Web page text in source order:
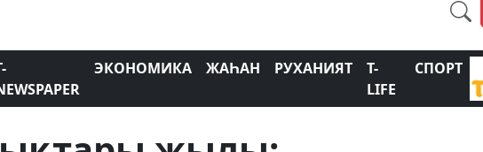
ЭКОНОМИКА ЖАҺАН РУХАНИЯТ
T-
LIFE
СПОРТ